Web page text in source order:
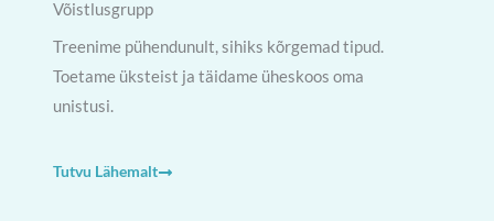
Võistlusgrupp
Treenime pühendunult, sihiks kõrgemad tipud.
Toetame üksteist ja täidame üheskoos oma
unistusi.
Tutvu Lähemalt